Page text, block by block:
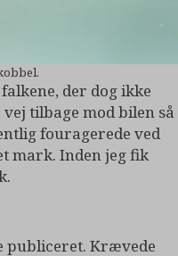
der dog ikke
tilbage mod bilen så
fouragerede ved
mark. Inden jeg fik
publiceret. Krævede